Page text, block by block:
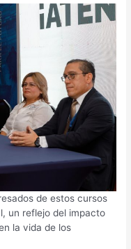
de estos cursos
un reflejo del impacto
la vida de los